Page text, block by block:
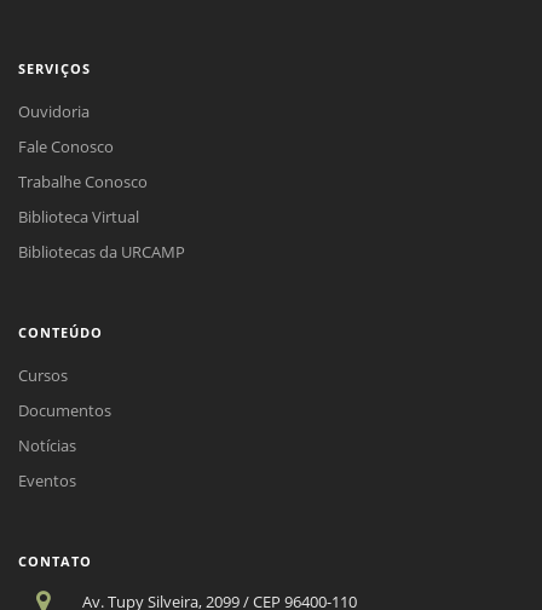
SERVIÇOS
Ouvidoria
Fale Conosco
Trabalhe Conosco
Biblioteca Virtual
Bibliotecas da URCAMP
CONTEÚDO
Cursos
Documentos
Notícias
Eventos
CONTATO
Av. Tupy Silveira, 2099 / CEP 96400-110